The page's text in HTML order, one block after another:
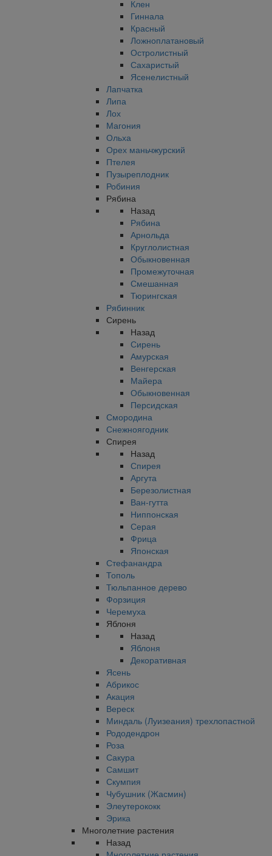
Клен
Гиннала
Красный
Ложноплатановый
Остролистный
Сахаристый
Ясенелистный
Лапчатка
Липа
Лох
Магония
Ольха
Орех маньчжурский
Птелея
Пузыреплодник
Робиния
Рябина
Назад
Рябина
Арнольда
Круглолистная
Обыкновенная
Промежуточная
Смешанная
Тюрингская
Рябинник
Сирень
Назад
Сирень
Амурская
Венгерская
Майера
Обыкновенная
Персидская
Смородина
Снежноягодник
Спирея
Назад
Спирея
Аргута
Березолистная
Ван-гутта
Ниппонская
Серая
Фрица
Японская
Стефанандра
Тополь
Тюльпанное дерево
Форзиция
Черемуха
Яблоня
Назад
Яблоня
Декоративная
Ясень
Абрикос
Акация
Вереск
Миндаль (Луизеания) трехлопастной
Рододендрон
Роза
Сакура
Самшит
Скумпия
Чубушник (Жасмин)
Элеутерококк
Эрика
Многолетние растения
Назад